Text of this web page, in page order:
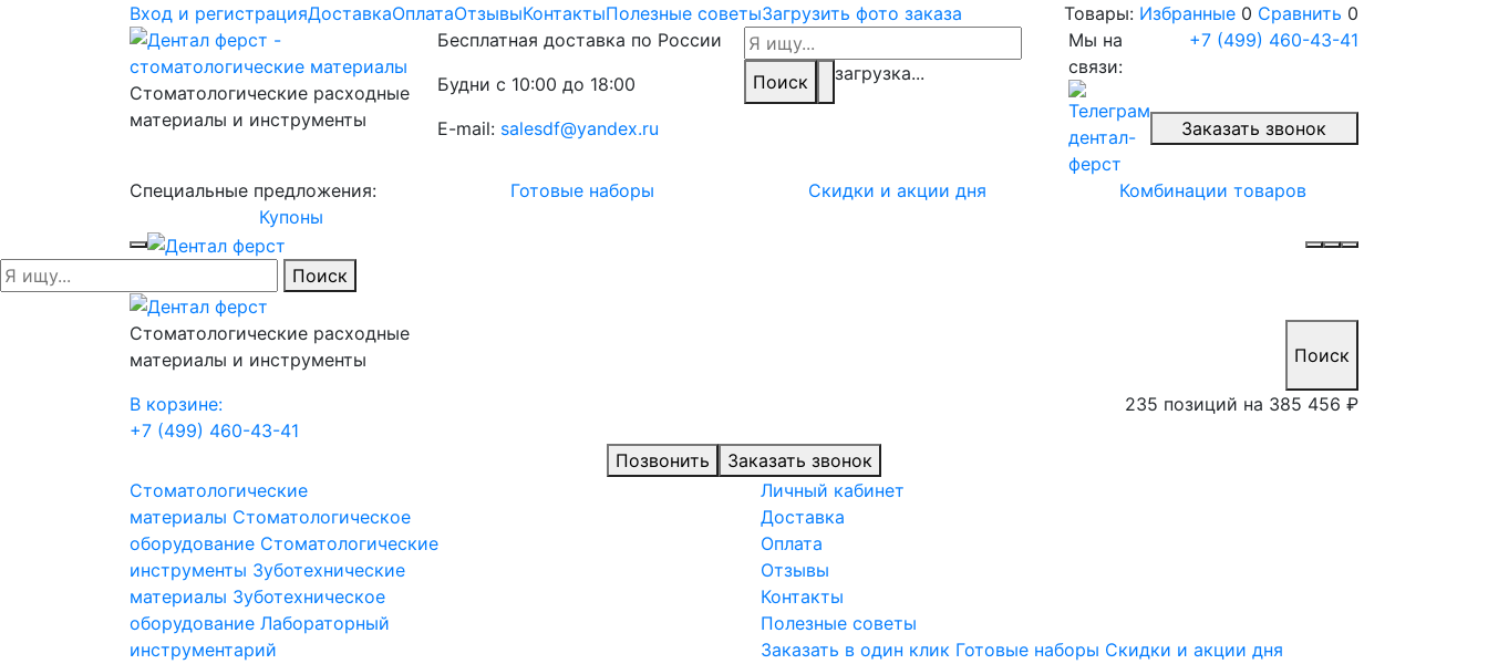
Вход и регистрацияДоставкаОплатаОтзывыКонтактыПолезные советыЗагрузить фото заказа Товары: Избранные 0 Сравнить 0
Стоматологические расходные
материалы и инструменты
Бесплатная доставка по России
Будни с 10:00 до 18:00
E-mail: salesdf@yandex.ru
Поиск загрузка...
Мы на
связи:
+7 (499) 460-43-41
Заказать звонок
Специальные предложения: Готовые наборы Скидки и акции дня
Комбинации товаров
Купоны
Поиск
Стоматологические расходные
материалы и инструменты
Поиск
В корзине: 235 позиций на 385 456 ₽
+7 (499) 460-43-41
Позвонить
Заказать звонок
Стоматологические
материалы Стоматологическое
оборудование Стоматологические
инструменты Зуботехнические
материалы Зуботехническое
оборудование Лабораторный
инструментарий
Личный кабинет
Доставка
Оплата
Отзывы
Контакты
Полезные советы
Заказать в один клик Готовые наборы Скидки и акции дня